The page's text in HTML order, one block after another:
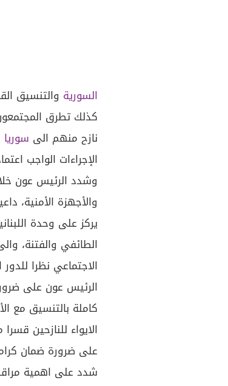
السورية والتنسيق
كذلك تطرق
نازح منهم الى سوريا
الإجراءات الواجب
وشدد الرئيس عون
والأجهزة الأمنية،
يركز على وحدة
الطائفي والفتنة،
الاجتماعي نظرا
الرئيس عون على
كاملة بالتنسيق مع
الايواء للنازحين
على ضرورة ضمان
شدد على اهمية